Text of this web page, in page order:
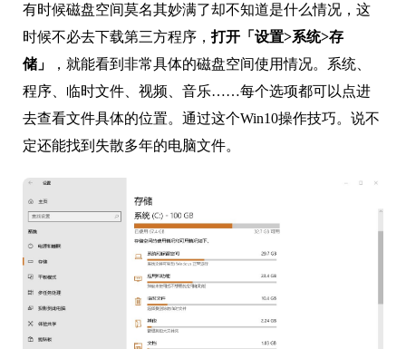
有时候磁盘空间莫名其妙满了却不知道是什么情况，这
时候不必去下载第三方程序，打开「设置>系统>存
储」
，就能看到非常具体的磁盘空间使用情况。系统、
程序、临时文件、视频、音乐……每个选项都可以点进
去查看文件具体的位置。通过这个Win10操作技巧。说不
定还能找到失散多年的电脑文件。